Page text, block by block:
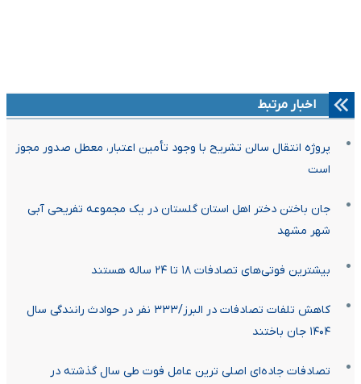
اخبار مرتبط
پروژه انتقال سالن تشریح با وجود تأمین اعتبار، معطل صدور مجوز
است
جان باختن دختر اهل استان گلستان در یک مجموعه تفریحی آبی
شهر مشهد
بیشترین فوتی‌های تصادفات ۱۸ تا ۲۴ ساله هستند
کاهش تلفات تصادفات در البرز/۳۳۳ نفر در حوادث رانندگی سال
۱۴۰۴ جان باختند
تصادفات جاده‌ای اصلی ترین عامل فوت طی سال گذشته در